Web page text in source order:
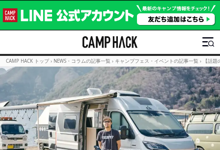
CAMP HACK トップ › NEWS・コラムの記事一覧 › キャンプフェス・イベントの記事一覧 › 【話